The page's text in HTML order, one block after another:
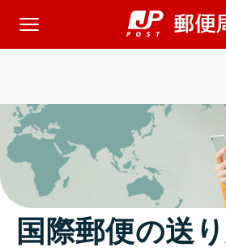
国際郵便の送
送る方法を選